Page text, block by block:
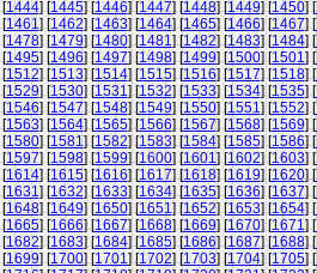
[1444] [1445] [1446] [1447] [1448] [1449] [1450] [
[1461] [1462] [1463] [1464] [1465] [1466] [1467] [
[1478] [1479] [1480] [1481] [1482] [1483] [1484] [
[1495] [1496] [1497] [1498] [1499] [1500] [1501] [
[1512] [1513] [1514] [1515] [1516] [1517] [1518] [
[1529] [1530] [1531] [1532] [1533] [1534] [1535] [
[1546] [1547] [1548] [1549] [1550] [1551] [1552] [
[1563] [1564] [1565] [1566] [1567] [1568] [1569] [
[1580] [1581] [1582] [1583] [1584] [1585] [1586] [
[1597] [1598] [1599] [1600] [1601] [1602] [1603] [
[1614] [1615] [1616] [1617] [1618] [1619] [1620] [
[1631] [1632] [1633] [1634] [1635] [1636] [1637] [
[1648] [1649] [1650] [1651] [1652] [1653] [1654] [
[1665] [1666] [1667] [1668] [1669] [1670] [1671] [
[1682] [1683] [1684] [1685] [1686] [1687] [1688] [
[1699] [1700] [1701] [1702] [1703] [1704] [1705] [